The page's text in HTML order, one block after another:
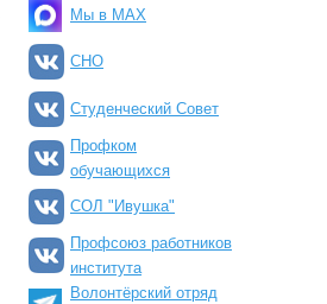
Мы в MAX
СНО
Студенческий Совет
Профком
обучающихся
СОЛ "Ивушка"
Профсоюз работников
института
Волонтёрский отряд